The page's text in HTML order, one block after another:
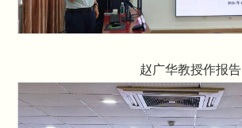
赵广华教授作报告